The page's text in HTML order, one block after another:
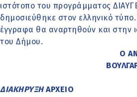
ιστότοπο του προγράμματος
δημοσιεύθηκε στον ελληνικό
έγγραφα θα αναρτηθούν και στην
του Δήμου.
Ο
ΔΙΑΚΗΡΥΞΗΑΡΧΕΙΟ